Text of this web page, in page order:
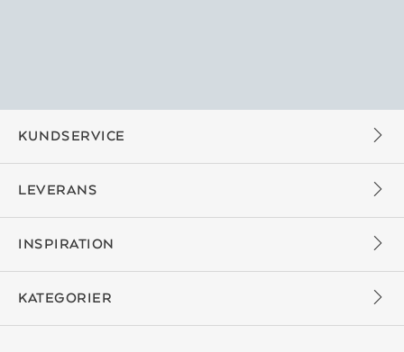
KUNDSERVICE
LEVERANS
INSPIRATION
KATEGORIER